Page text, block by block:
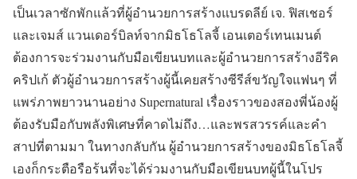
เป็นเวลาซักพักแล้วที่ผู้อำนวยการสร้างแบรดลีย์ เจ. ฟิสเชอร์
และเจมส์ แวนเดอร์บิลท์จากมิธโธโลจี้ เอนเตอร์เทนเมนต์
ต้องการจะร่วมงานกับมือเขียนบทและผู้อำนวยการสร้างอีริค
คริปเก้ ตัวผู้อำนวยการสร้างผู้นี้เคยสร้างซีรีส์ขวัญใจแฟนๆ ที่
แพร่ภาพยาวนานอย่าง Supernatural เรื่องราวของสองพี่น้องผู้
ต้องรับมือกับพลังพิเศษที่คาดไม่ถึง…และพรสวรรค์และคำ
สาปที่ตามมา ในทางกลับกัน ผู้อำนวยการสร้างของมิธโธโลจี้
เองก็กระตือรือร้นที่จะได้ร่วมงานกับมือเขียนบทผู้นี้ในโปร